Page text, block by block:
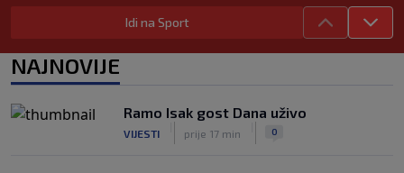
Tottenham ide po Savinha: Spursi
Iraola zabrinut nakon novog poraza
Liverpoola: "Ne možemo održati nivo
Idi na Sport
NAJNOVIJE
Ramo Isak gost Dana uživo
VIJESTI prije 17 min 0